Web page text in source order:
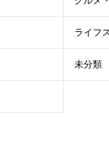
ライフ
未分類